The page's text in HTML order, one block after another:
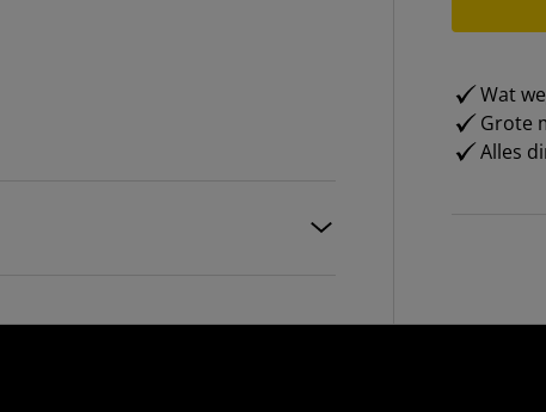
Wat
Grote
Alles